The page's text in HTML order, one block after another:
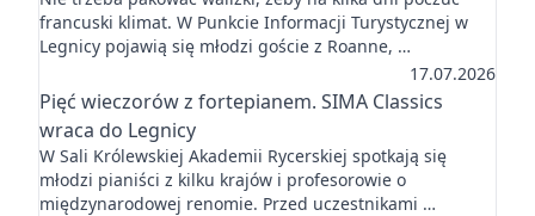
francuski klimat. W Punkcie Informacji Turystycznej w
Legnicy pojawią się młodzi goście z Roanne, …
17.07.2026
Pięć wieczorów z fortepianem. SIMA Classics
wraca do Legnicy
W Sali Królewskiej Akademii Rycerskiej spotkają się
młodzi pianiści z kilku krajów i profesorowie o
międzynarodowej renomie. Przed uczestnikami …